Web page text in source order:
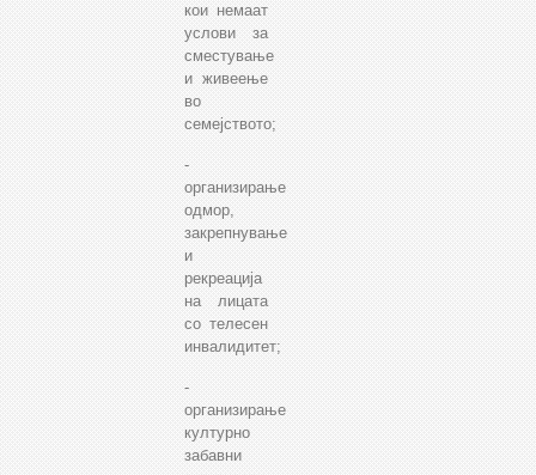
кои немаат
услови за
сместување
и живеење
во
семејството;
-
организирање
одмор,
закрепнување
и
рекреација
на лицата
со телесен
инвалидитет;
-
организирање
културно
забавни